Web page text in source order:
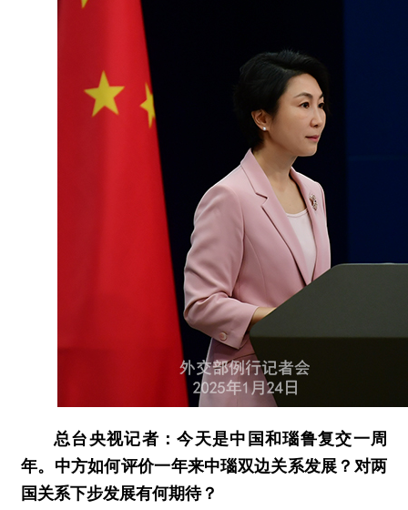
总台央视记者：今天是中国和瑙鲁复交一周
年。中方如何评价一年来中瑙双边关系发展？对两
国关系下步发展有何期待？